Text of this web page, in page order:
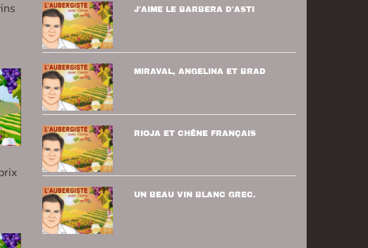
J'AIME LE BARBERA D'ASTI
MIRAVAL, ANGELINA ET BRAD
RIOJA ET CHÊNE FRANÇAIS
UN BEAU VIN BLANC GREC.